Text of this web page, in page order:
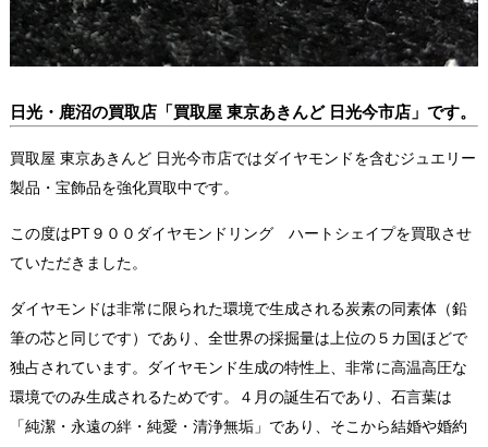
日光・鹿沼の買取店「買取屋 東京あきんど 日光今市店」です。
買取屋 東京あきんど 日光今市店ではダイヤモンドを含むジュエリー
製品・宝飾品を強化買取中です。
この度はPT９００ダイヤモンドリング ハートシェイプを買取させ
ていただきました。
ダイヤモンドは非常に限られた環境で生成される炭素の同素体（鉛
筆の芯と同じです）であり、全世界の採掘量は上位の５カ国ほどで
独占されています。ダイヤモンド生成の特性上、非常に高温高圧な
環境でのみ生成されるためです。４月の誕生石であり、石言葉は
「純潔・永遠の絆・純愛・清浄無垢」であり、そこから結婚や婚約